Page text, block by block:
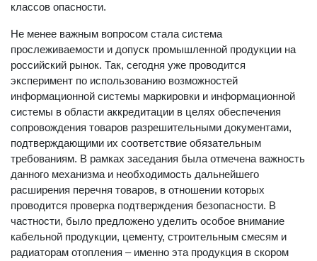
классов опасности.
Не менее важным вопросом стала система
прослеживаемости и допуск промышленной продукции на
российский рынок. Так, сегодня уже проводится
эксперимент по использованию возможностей
информационной системы маркировки и информационной
системы в области аккредитации в целях обеспечения
сопровождения товаров разрешительными документами,
подтверждающими их соответствие обязательным
требованиям. В рамках заседания была отмечена важность
данного механизма и необходимость дальнейшего
расширения перечня товаров, в отношении которых
проводится проверка подтверждения безопасности. В
частности, было предложено уделить особое внимание
кабельной продукции, цементу, строительным смесям и
радиаторам отопления – именно эта продукция в скором